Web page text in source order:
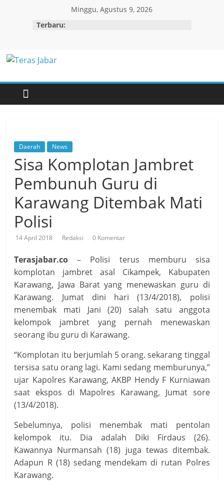
Minggu, Agustus 9, 2026
Terbaru:
Teras
Jabar
Daerah News
Sisa Komplotan Jambret
Pembunuh Guru di
Karawang Ditembak Mati
Polisi
14 April 2018 Redaksi 0 Komentar
Terasjabar.co – Polisi terus memburu sisa
komplotan jambret asal Cikampek, Kabupaten
Karawang, Jawa Barat yang menewaskan guru di
Karawang. Jumat dini hari (13/4/2018), polisi
menembak mati Jani (20) salah satu anggota
kelompok jambret yang pernah menewaskan
seorang ibu guru di Karawang.
“Komplotan itu berjumlah 5 orang. sekarang tinggal
tersisa satu orang lagi. Kami sedang memburunya,”
ujar Kapolres Karawang, AKBP Hendy F Kurniawan
saat ekspos di Mapolres Karawang, Jumat sore
(13/4/2018).
Sebelumnya, polisi menembak mati pentolan
kelompok itu. Dia adalah Diki Firdaus (26).
Kawannya Nurmansah (18) juga tewas ditembak.
Adapun R (18) sedang mendekam di rutan Polres
Karawang.